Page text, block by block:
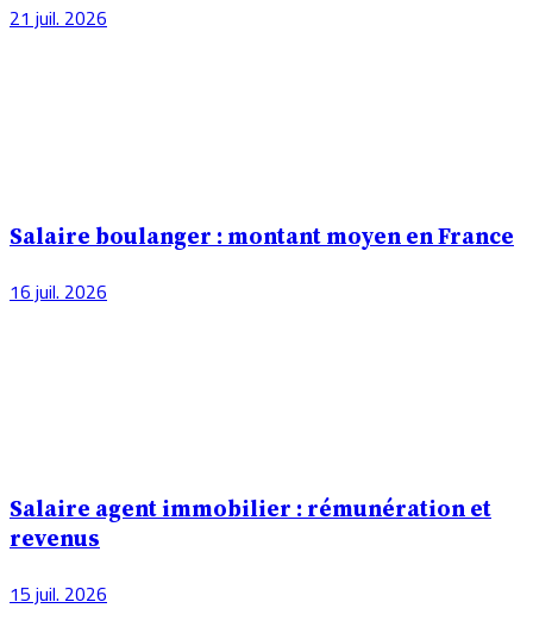
21 juil. 2026
Salaire boulanger : montant moyen en France
16 juil. 2026
Salaire agent immobilier : rémunération et
revenus
15 juil. 2026